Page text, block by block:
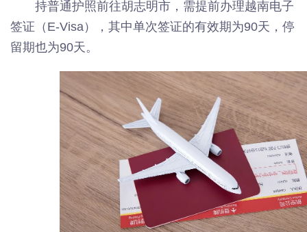
持普通护照前往胡志明市，需提前办理越南电子
签证（E-Visa），其中单次签证的有效期为90天，停
留期也为90天。